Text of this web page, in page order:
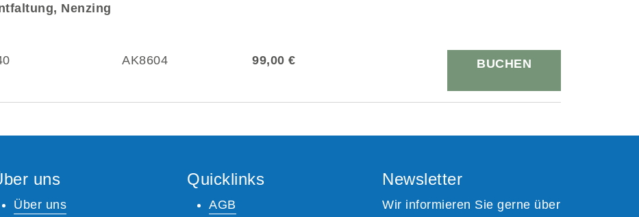
Nenzing
AK8604 99,00 € BUCHEN
uns
Über uns
Quicklinks
AGB
Newsletter
Wir informieren Sie gerne über